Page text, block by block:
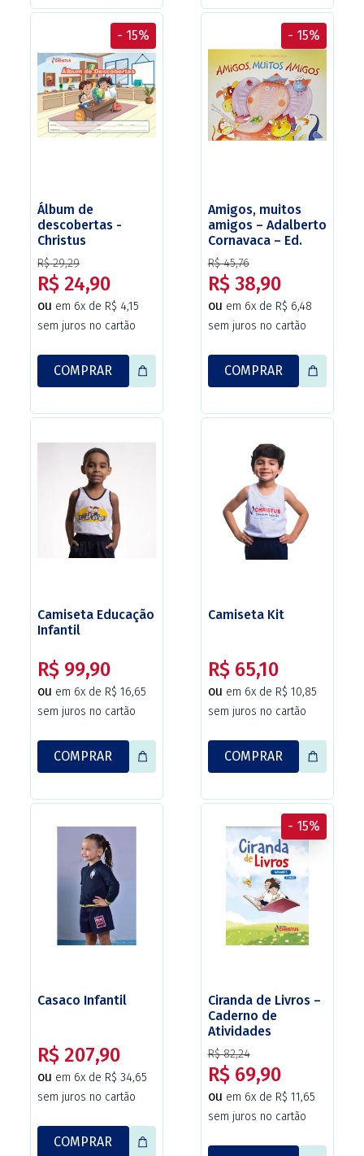
Álbum de
descobertas -
Christus
R$ 29,29
R$ 24,90
ou em 6x de R$ 4,15
sem juros no cartão
- 15%
COMPRAR
Amigos, muitos
amigos – Adalberto
Cornavaca – Ed.
Paulus
R$ 45,76
R$ 38,90
ou em 6x de R$ 6,48
sem juros no cartão
- 15%
COMPRAR
Camiseta Educação
Infantil
R$ 99,90
ou em 6x de R$ 16,65
sem juros no cartão
COMPRAR
Camiseta Kit
R$ 65,10
ou em 6x de R$ 10,85
sem juros no cartão
COMPRAR
Casaco Infantil
R$ 207,90
ou em 6x de R$ 34,65
sem juros no cartão
COMPRAR
Ciranda de Livros –
Caderno de
Atividades
Complementares –
Infantil 5 – 2ª
edição – Christus
R$ 82,24
R$ 69,90
ou em 6x de R$ 11,65
sem juros no cartão
- 15%